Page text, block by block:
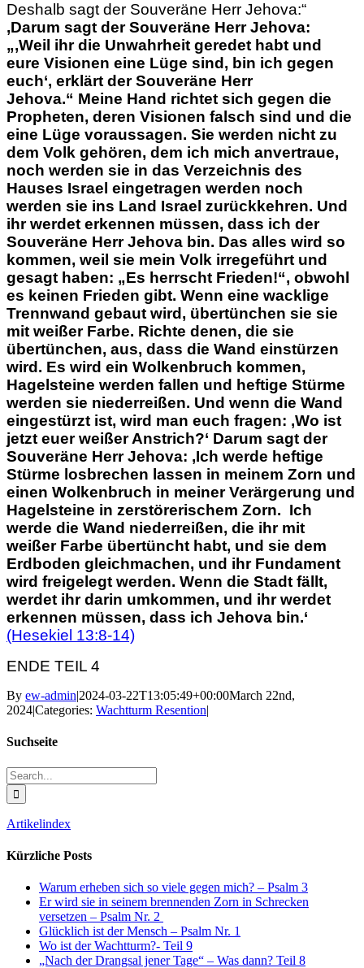
Deshalb sagt der Souveräne Herr Jehova:“
‚Darum sagt der Souveräne Herr Jehova:
„‚Weil ihr die Unwahrheit geredet habt und
eure Visionen eine Lüge sind, bin ich gegen
euch‘, erklärt der Souveräne Herr
Jehova.“ Meine Hand richtet sich gegen die
Propheten, deren Visionen falsch sind und die
eine Lüge voraussagen. Sie werden nicht zu
dem Volk gehören, dem ich mich anvertraue,
noch werden sie in das Verzeichnis des
Hauses Israel eingetragen werden noch
werden sie ins Land Israel zurückkehren. Und
ihr werdet erkennen müssen, dass ich der
Souveräne Herr Jehova bin. Das alles wird so
kommen, weil sie mein Volk irregeführt und
gesagt haben: „Es herrscht Frieden!“, obwohl
es keinen Frieden gibt. Wenn eine wacklige
Trennwand gebaut wird, übertünchen sie sie
mit weißer Farbe. Richte denen, die sie
übertünchen, aus, dass die Wand einstürzen
wird. Es wird ein Wolkenbruch kommen,
Hagelsteine werden fallen und heftige Stürme
werden sie niederreißen. Und wenn die Wand
eingestürzt ist, wird man euch fragen: ‚Wo ist
jetzt euer weißer Anstrich?‘ Darum sagt der
Souveräne Herr Jehova: ‚Ich werde heftige
Stürme losbrechen lassen in meinem Zorn und
einen Wolkenbruch in meiner Verärgerung und
Hagelsteine in zerstörerischem Zorn. Ich
werde die Wand niederreißen, die ihr mit
weißer Farbe übertüncht habt, und sie dem
Erdboden gleichmachen, und ihr Fundament
wird freigelegt werden. Wenn die Stadt fällt,
werdet ihr darin umkommen, und ihr werdet
erkennen müssen, dass ich Jehova bin.‘
(Hesekiel 13:8-14)
ENDE TEIL 4
By ew-admin|2024-03-22T13:05:49+00:00March 22nd,
2024|Categories: Wachtturm Resention|
Suchseite
Search
for:
Artikelindex
Kürzliche Posts
Warum erheben sich so viele gegen mich? – Psalm 3
Er wird sie in seinem brennenden Zorn in Schrecken
versetzen – Psalm Nr. 2
Glücklich ist der Mensch – Psalm Nr. 1
Wo ist der Wachtturm?- Teil 9
„Nach der Drangsal jener Tage“ – Was dann? Teil 8